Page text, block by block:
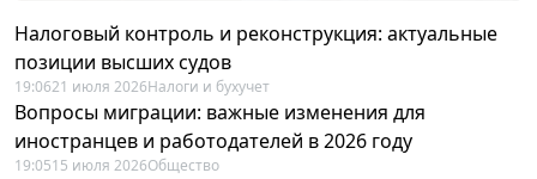
Налоговый контроль и реконструкция: актуальные
позиции высших судов
19:0621 июля 2026Налоги и бухучет
Вопросы миграции: важные изменения для
иностранцев и работодателей в 2026 году
19:0515 июля 2026Общество